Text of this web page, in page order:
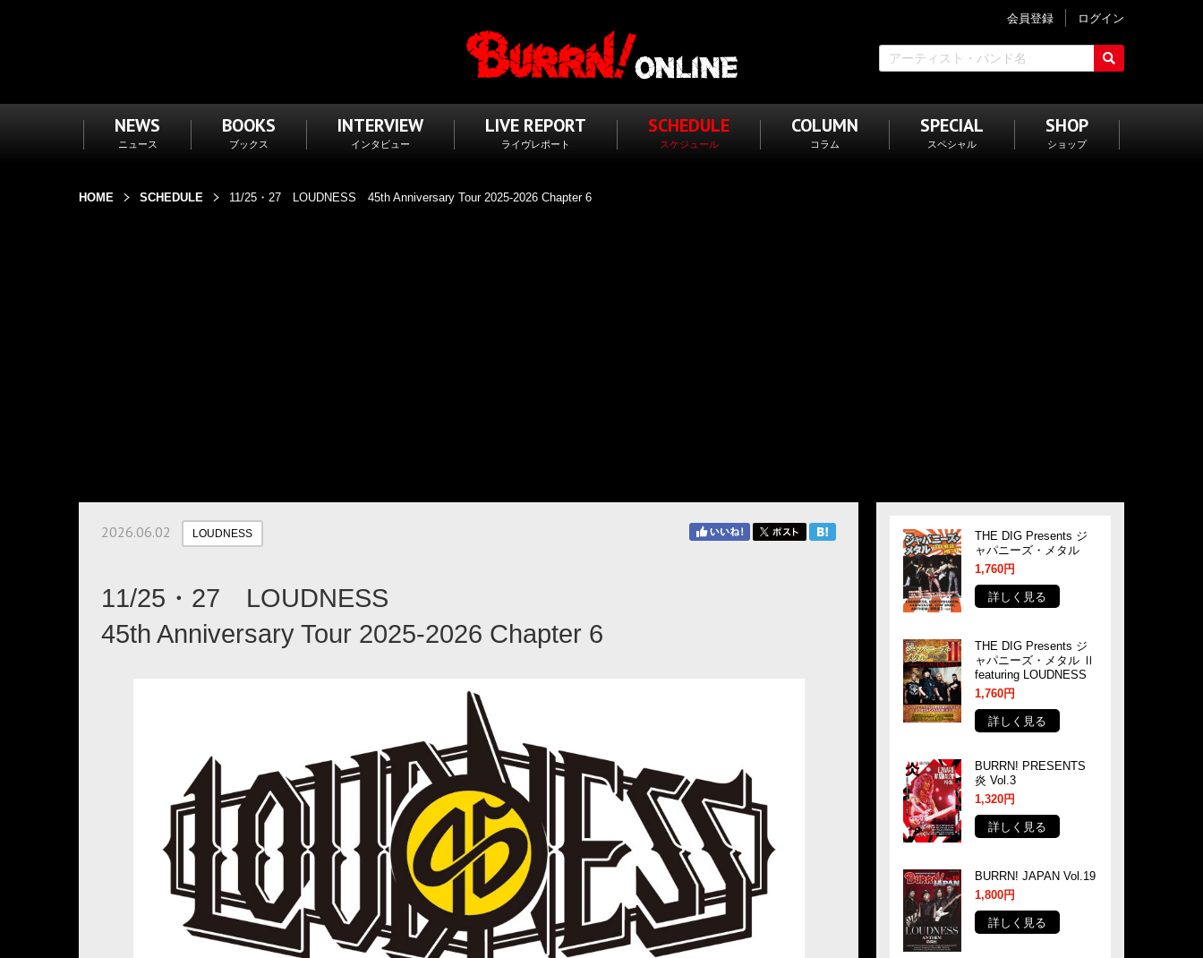
会員登録 ログイン
NEWS
ニュース
BOOKS
ブックス
INTERVIEW
インタビュー
LIVE REPORT
ライヴレポート
SCHEDULE
スケジュール
COLUMN
コラム
SPECIAL
スペシャル
SHOP
ショップ
HOME SCHEDULE 11/25・27 LOUDNESS 45th Anniversary Tour 2025-2026 Chapter 6
2026.06.02 LOUDNESS
11/25・27 LOUDNESS
45th Anniversary Tour 2025-2026 Chapter 6
THE DIG Presents ジ
ャパニーズ・メタル
1,760円
詳しく見る
THE DIG Presents ジ
ャパニーズ・メタル Ⅱ
featuring LOUDNESS
1,760円
詳しく見る
BURRN! PRESENTS
炎 Vol.3
1,320円
詳しく見る
BURRN! JAPAN Vol.19
1,800円
詳しく見る